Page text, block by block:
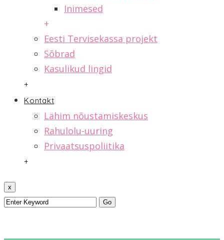
Inimesed
+
Eesti Tervisekassa projekt
Sõbrad
Kasulikud lingid
+
Kontakt
Lähim nõustamiskeskus
Rahulolu-uuring
Privaatsuspoliitika
+
x